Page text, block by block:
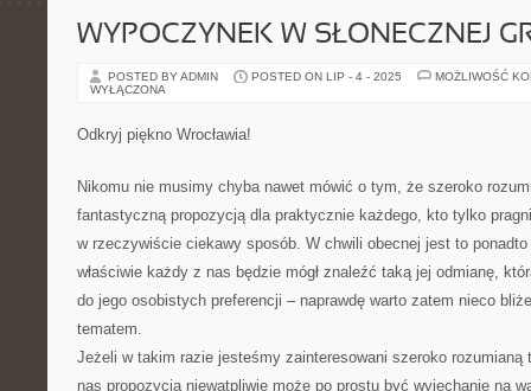
WYPOCZYNEK W SŁONECZNEJ
POSTED BY ADMIN POSTED ON LIP - 4 - 2025
MOŻLIWOŚĆ
WYŁĄCZONA
Odkryj piękno Wrocławia!
Nikomu nie musimy chyba nawet mówić o tym, że szeroko
fantastyczną propozycją dla praktycznie każdego, kto tylko
w rzeczywiście ciekawy sposób. W chwili obecnej jest to
właściwie każdy z nas będzie mógł znaleźć taką jej odmianę,
do jego osobistych preferencji – naprawdę warto zatem nieco
tematem.
Jeżeli w takim razie jesteśmy zainteresowani szeroko
nas propozycją niewątpliwie może po prostu być wyjechanie na